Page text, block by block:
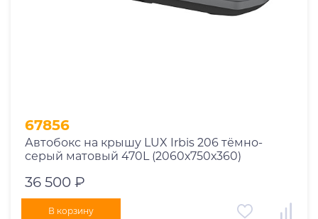
67856
Автобокс на крышу LUX Irbis 206 тёмно-
серый матовый 470L (2060х750х360)
36 500 ₽
В корзину